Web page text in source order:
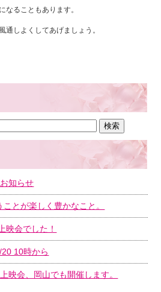
なることもあります。
通しよくしてあげましょう。
知らせ
とが楽しく豊かなこと。
映会でした！
10時から
映会、岡山でも開催します。